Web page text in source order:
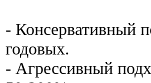
- Консервативный
годовых.
- Агрессивный